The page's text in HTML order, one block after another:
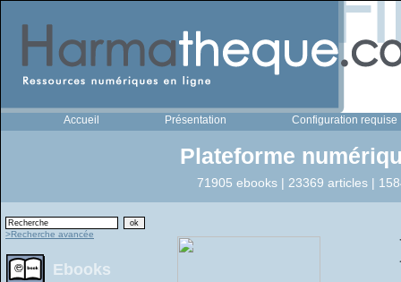
Accueil Présentation Configuration requise
Plateforme
71905 ebooks | 23369 articles |
>Recherche avancée
Ebooks